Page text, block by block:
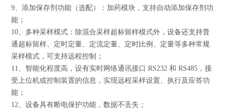
9、添加保存剂功能（选配）：加药模块，支持自动添加保存剂功
能；
10、多种采样模式：除混合采样超标留样模式外，设备还支持普
通超标留样、定时定量、定流定量、定时比例、定量等多种常规
采样模式，可支持远程控制；
11、智能化程度高，设有实时网络通讯接口 RS232 和 RS485，接
受上位机或控制装置的信息，实现远程采样设置、执行及应答功
能；
12、设备具有断电保护功能，数据不丢失；